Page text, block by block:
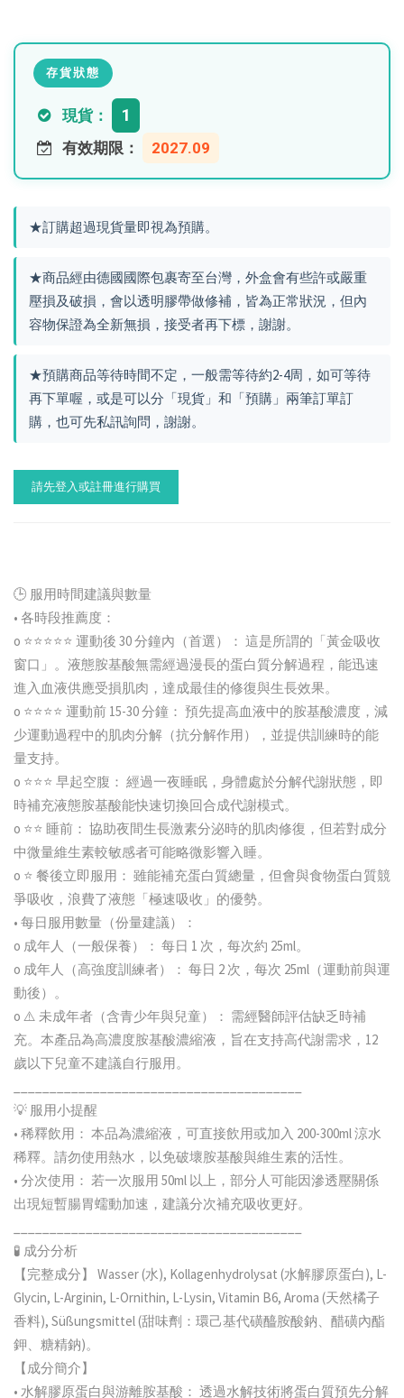
存貨狀態
現貨： 1
有效期限： 2027.09
★訂購超過現貨量即視為預購。
★商品經由德國國際包裹寄至台灣，外盒會有些許或嚴重
壓損及破損，會以透明膠帶做修補，皆為正常狀況，但內
容物保證為全新無損，接受者再下標，謝謝。
★預購商品等待時間不定，一般需等待約2-4周，如可等待
再下單喔，或是可以分「現貨」和「預購」兩筆訂單訂
購，也可先私訊詢問，謝謝。
請先登入或註冊進行購買
🕒 服用時間建議與數量
• 各時段推薦度：
o ⭐⭐⭐⭐⭐ 運動後 30 分鐘內（首選）： 這是所謂的「黃金吸收
窗口」。液態胺基酸無需經過漫長的蛋白質分解過程，能迅速
進入血液供應受損肌肉，達成最佳的修復與生長效果。
o ⭐⭐⭐⭐ 運動前 15-30 分鐘： 預先提高血液中的胺基酸濃度，減
少運動過程中的肌肉分解（抗分解作用），並提供訓練時的能
量支持。
o ⭐⭐⭐ 早起空腹： 經過一夜睡眠，身體處於分解代謝狀態，即
時補充液態胺基酸能快速切換回合成代謝模式。
o ⭐⭐ 睡前： 協助夜間生長激素分泌時的肌肉修復，但若對成分
中微量維生素較敏感者可能略微影響入睡。
o ⭐ 餐後立即服用： 雖能補充蛋白質總量，但會與食物蛋白質競
爭吸收，浪費了液態「極速吸收」的優勢。
• 每日服用數量（份量建議）：
o 成年人（一般保養）： 每日 1 次，每次約 25ml。
o 成年人（高強度訓練者）： 每日 2 次，每次 25ml（運動前與運
動後）。
o ⚠️ 未成年者（含青少年與兒童）： 需經醫師評估缺乏時補
充。本產品為高濃度胺基酸濃縮液，旨在支持高代謝需求，12
歲以下兒童不建議自行服用。
💡 服用小提醒
• 稀釋飲用： 本品為濃縮液，可直接飲用或加入 200-300ml 涼水
稀釋。請勿使用熱水，以免破壞胺基酸與維生素的活性。
• 分次使用： 若一次服用 50ml 以上，部分人可能因滲透壓關係
出現短暫腸胃蠕動加速，建議分次補充吸收更好。
🧪 成分分析
【完整成分】 Wasser (水), Kollagenhydrolysat (水解膠原蛋白), L-
Glycin, L-Arginin, L-Ornithin, L-Lysin, Vitamin B6, Aroma (天然橘子
香料), Süßungsmittel (甜味劑：環己基代磺醯胺酸鈉、醋磺內酯
鉀、糖精鈉)。
【成分簡介】
• 水解膠原蛋白與游離胺基酸： 透過水解技術將蛋白質預先分解